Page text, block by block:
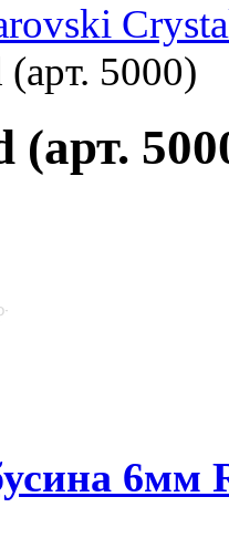
5000)
(арт.
6мм